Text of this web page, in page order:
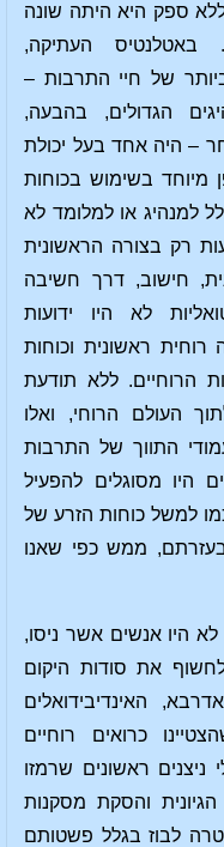
ספק היא היתה שונה
באטלנטיס העתיקה,
של חיי התרבות –
הגדולים, בהבעה,
– היה אחד בעל יכולת
מיוחד בשימוש בכוחות
למנהיג או למלומד לא
רק בצורה הראשונית
חישוב, דרך חשיבה
לא היו ידועות
רוחית ראשונית וכוחות
הרוחיים. ללא תודעת
העולם הרוחי, ואלו
התווך של התרבות
היו מסוגלים להפעיל
למשל כוחות הזרע של
ממש כפי שאנו
היו אנשים אשר ניסו,
את סודות היקום
האינדיבידואלים
כרואים רוחיים
ראשונים שרמזו
והסקת מסקנות
לבוז בגלל פשטותם